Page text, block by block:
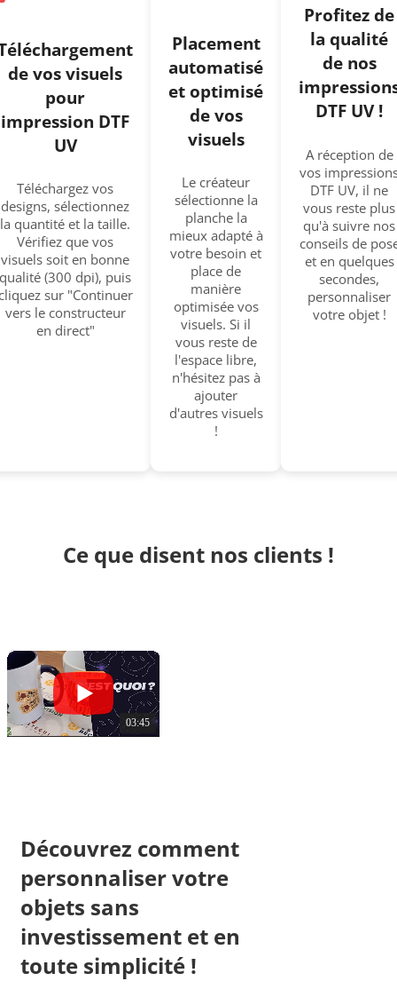
de vos visuels
pour
impression DTF
UV
Téléchargez vos
designs, sélectionnez
la quantité et la taille.
Vérifiez que vos
visuels soit en bonne
qualité (300 dpi), puis
sur "Continuer
vers le constructeur
en direct"
Placement
automatisé
et optimisé
de vos
visuels
Le créateur
sélectionne la
planche la
mieux adapté à
votre besoin et
place de
manière
optimisée vos
visuels. Si il
vous reste de
l'espace libre,
n'hésitez pas à
ajouter
d'autres visuels
!
Profitez de
la qualité
de nos
DTF UV !
A réception de
vos
DTF UV, il ne
vous reste plus
qu'à suivre nos
conseils de
et en quelques
secondes,
personnaliser
votre objet !
Ce que disent nos clients !
03:45
Découvrez comment
personnaliser votre
objets sans
investissement et en
toute simplicité !